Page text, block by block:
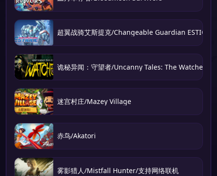
超翼战骑艾斯提克/Changeable Guardian ESTIQUE
诡秘异闻：守望者/Uncanny Tales: The Watcher
迷宫村庄/Mazey Village
赤鸟/Akatori
雾影猎人/Mistfall Hunter/支持网络联机